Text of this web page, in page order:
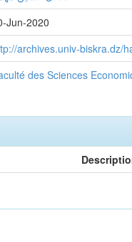
Jun-2020
archives.univ-biskra.dz/
des Sciences